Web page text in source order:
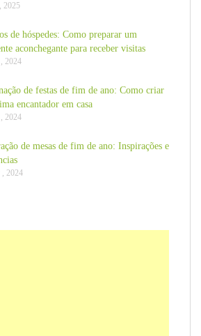
2025
de hóspedes: Como preparar um
aconchegante para receber visitas
2024
de festas de fim de ano: Como criar
encantador em casa
2024
de mesas de fim de ano: Inspirações e
, 2024